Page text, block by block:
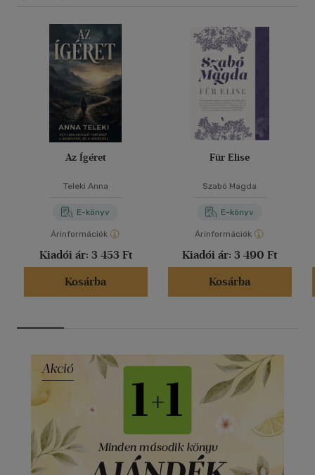
Az Ígéret
Teleki Anna
E-könyv
Árinformációk
Kiadói ár: 3 453 Ft
Kosárba
Für Elise
Szabó Magda
E-könyv
Árinformációk
Kiadói ár: 3 490 Ft
Kosárba